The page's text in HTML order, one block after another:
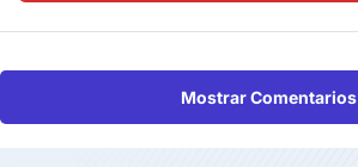
Mostrar Comentarios